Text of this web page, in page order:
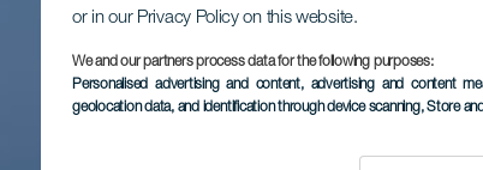
or in our Privacy Policy on this website.
We and our partners process data for the following purposes:
Personalised advertising and content, advertising and content
geolocation data, and identification through device scanning, Store